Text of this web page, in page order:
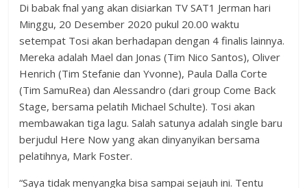
Di babak fnal yang akan disiarkan TV SAT1 Jerman hari
Minggu, 20 Desember 2020 pukul 20.00 waktu
setempat Tosi akan berhadapan dengan 4 finalis lainnya.
Mereka adalah Mael dan Jonas (Tim Nico Santos), Oliver
Henrich (Tim Stefanie dan Yvonne), Paula Dalla Corte
(Tim SamuRea) dan Alessandro (dari group Come Back
Stage, bersama pelatih Michael Schulte). Tosi akan
membawakan tiga lagu. Salah satunya adalah single baru
berjudul Here Now yang akan dinyanyikan bersama
pelatihnya, Mark Foster.
“Saya tidak menyangka bisa sampai sejauh ini. Tentu